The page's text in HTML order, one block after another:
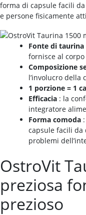
forma di capsule facili
e persone fisicamente
Fonte di taurina
fornisce al
Composizione
l’involucro della
1 porzione = 1
Efficacia : la
integratore
Forma comoda
capsule facili da
problemi
OstroVit
preziosa
prezioso